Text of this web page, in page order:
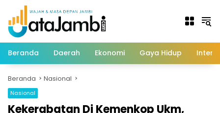
Langsung
konten
Beranda Daerah Ekonomi Gaya Hidup
Beranda Nasional
Nasional
Kekerabatan Di Kemenkop Ukm,